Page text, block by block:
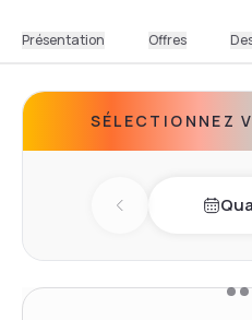
Présentation Offres
SÉLECTIONNEZ
Previous day